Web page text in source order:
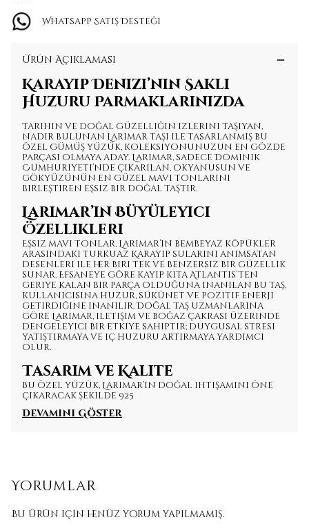
Whatsapp Satış Desteği
Ürün Açıklaması
Karayip Denizi’nin Saklı
Huzuru Parmaklarınızda
Tarihin ve doğal güzelliğin izlerini taşıyan,
nadir bulunan Larimar taşı ile tasarlanmış bu
özel gümüş yüzük, koleksiyonunuzun en gözde
parçası olmaya aday. Larimar, sadece Dominik
Cumhuriyeti’nde çıkarılan, okyanusun ve
gökyüzünün en güzel mavi tonlarını
birleştiren eşsiz bir doğal taştır.
Larimar’ın Büyüleyici
Özellikleri
Eşsiz mavi tonlar, Larimar’ın bembeyaz köpükler
arasındaki turkuaz Karayip sularını anımsatan
desenleri ile her biri tek ve benzersiz bir güzellik
sunar. Efsaneye göre kayıp kıta Atlantis’ten
geriye kalan bir parça olduğuna inanılan bu taş,
kullanıcısına huzur, sükûnet ve pozitif enerji
getirdiğine inanılır. Doğal taş uzmanlarına
göre Larimar, iletişim ve boğaz çakrası üzerinde
dengeleyici bir etkiye sahiptir; duygusal stresi
yatıştırmaya ve iç huzuru artırmaya yardımcı
olur.
Tasarım ve Kalite
Bu özel yüzük, Larimar’ın doğal ihtişamını öne
çıkaracak şekilde 925
Devamını Göster
Yorumlar
Bu ürün için henüz yorum yapılmamış.